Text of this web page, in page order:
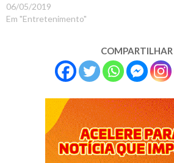
06/05/2019
Em "Entretenimento"
COMPARTILHAR